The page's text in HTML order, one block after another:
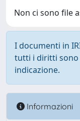
Non ci sono file
I documenti in
tutti i diritti sono
indicazione.
Informazioni